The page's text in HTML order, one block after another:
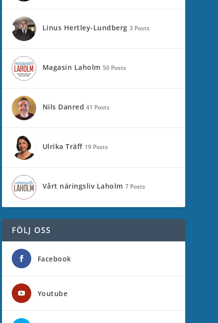
Linus Hertley-Lundberg 3 Posts
Magasin Laholm 50 Posts
Nils Danred 41 Posts
Ulrika Träff 19 Posts
Vårt näringsliv Laholm 7 Posts
FÖLJ OSS
Facebook
Youtube